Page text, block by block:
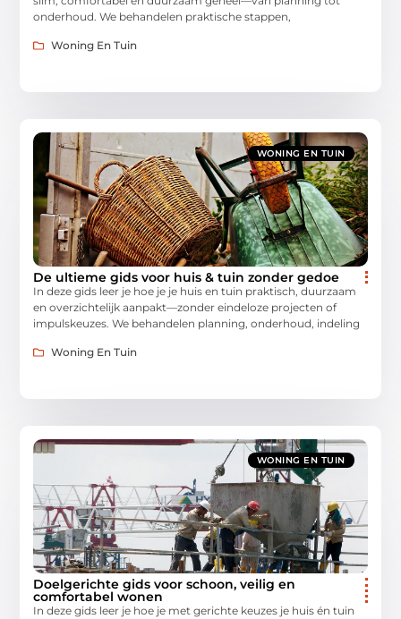
onderhoud. We behandelen praktische stappen,
Woning En Tuin
WONING EN TUIN
De ultieme gids voor huis & tuin zonder gedoe
In deze gids leer je hoe je je huis en tuin praktisch, duurzaam
en overzichtelijk aanpakt—zonder eindeloze projecten of
impulskeuzes. We behandelen planning, onderhoud, indeling
Woning En Tuin
WONING EN TUIN
Doelgerichte gids voor schoon, veilig en
comfortabel wonen
In deze gids leer je hoe je met gerichte keuzes je huis én tuin